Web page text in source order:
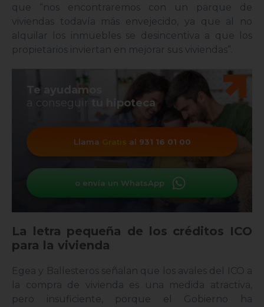
que “nos encontraremos con un parque de
viviendas todavía más envejecido, ya que al no
alquilar los inmuebles se desincentiva a que los
propietarios inviertan en mejorar sus viviendas”.
Te ayudamos
a conseguir
tu hipoteca
Llama Gratis al 931 16 01 00
o envía un WhatsApp
La letra pequeña de los créditos ICO
para la vivienda
Egea y Ballesteros señalan que los avales del ICO a
la compra de vivienda es una medida atractiva,
pero insuficiente, porque el Gobierno ha